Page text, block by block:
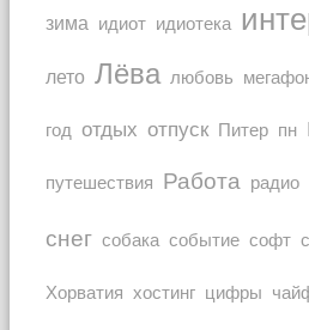
зима идиот идиотека
лето Лёва любовь
год отдых отпуск Питер пн
путешествия Работа радио
снег собака событие софт
Хорватия хостинг цифры